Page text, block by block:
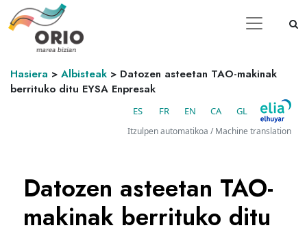
Hasiera > Albisteak > Datozen asteetan TAO-makinak
berrituko ditu EYSA Enpresak
ES FR EN CA GL
Itzulpen automatikoa / Machine translation
Datozen asteetan TAO-
makinak berrituko ditu